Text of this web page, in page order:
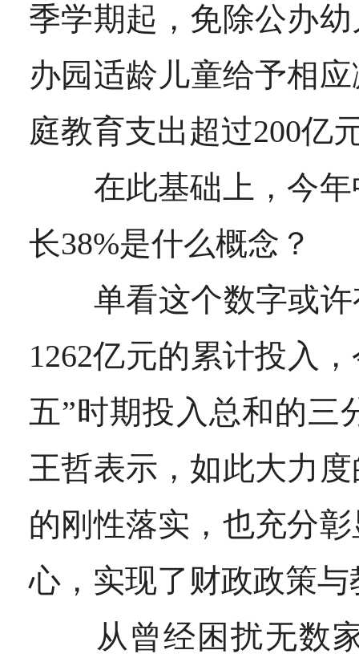
季学期起，免除公办
办园适龄儿童给予相
庭教育支出超过200亿
在此基础上， 今
长38%是什么概念？
单看这个数字或许
1262亿元的累计投入
五”时期投入总和的三
王哲表示，如此大力
的刚性落实，也充分
心，实现了财政政策
从曾经困扰无数家